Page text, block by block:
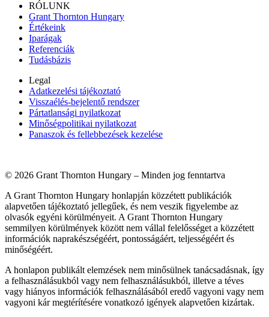
RÓLUNK
Grant Thornton Hungary
Értékeink
Iparágak
Referenciák
Tudásbázis
Legal
Adatkezelési tájékoztató
Visszaélés-bejelentő rendszer
Pártatlansági nyilatkozat
Minőségpolitikai nyilatkozat
Panaszok és fellebbezések kezelése
© 2026 Grant Thornton Hungary – Minden jog fenntartva
A Grant Thornton Hungary honlapján közzétett publikációk
alapvetően tájékoztató jellegűek, és nem veszik figyelembe az
olvasók egyéni körülményeit. A Grant Thornton Hungary
semmilyen körülmények között nem vállal felelősséget a közzétett
információk naprakészségéért, pontosságáért, teljességéért és
minőségéért.
A honlapon publikált elemzések nem minősülnek tanácsadásnak, így
a felhasználásukból vagy nem felhasználásukból, illetve a téves
vagy hiányos információk felhasználásából eredő vagyoni vagy nem
vagyoni kár megtérítésére vonatkozó igények alapvetően kizártak.